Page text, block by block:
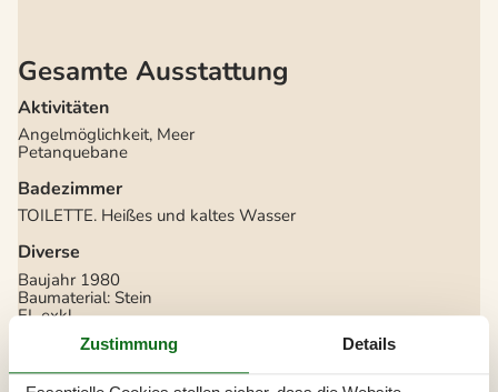
Gesamte Ausstattung
Aktivitäten
Angelmöglichkeit, Meer
Petanquebane
Badezimmer
TOILETTE. Heißes und kaltes Wasser
Diverse
Baujahr 1980
Baumaterial: Stein
EL exkl.
Etage Erdgeschoss
Ferienwohnung 55 m²
Ganzjähriges Haus
Haustiere Nr
Zustimmung Details